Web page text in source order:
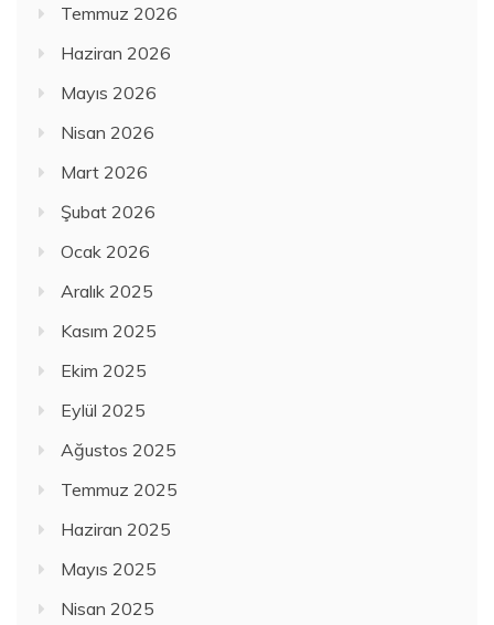
Temmuz 2026
Haziran 2026
Mayıs 2026
Nisan 2026
Mart 2026
Şubat 2026
Ocak 2026
Aralık 2025
Kasım 2025
Ekim 2025
Eylül 2025
Ağustos 2025
Temmuz 2025
Haziran 2025
Mayıs 2025
Nisan 2025